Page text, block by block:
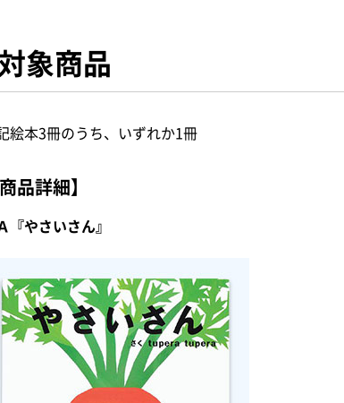
象商品
絵本3冊のうち、いずれか1冊
品詳細】
『やさいさん』